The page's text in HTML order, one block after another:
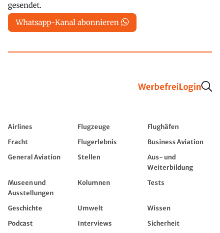
gesendet.
Whatsapp-Kanal abonnieren
WerbefreiLogin
Airlines Flugzeuge
Flughäfen
Fracht
Flugerlebnis
Business Aviation
General Aviation
Stellen
Aus- und
Weiterbildung
Museen und
Ausstellungen
Kolumnen Tests
Geschichte Umwelt
Wissen
Podcast
Interviews
Sicherheit